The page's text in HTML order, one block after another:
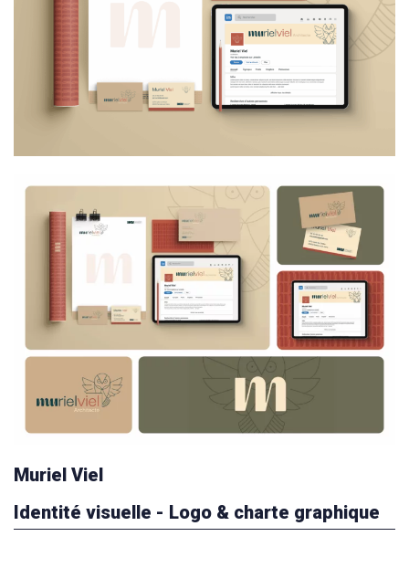
Muriel Viel
Identité visuelle - Logo & charte graphique